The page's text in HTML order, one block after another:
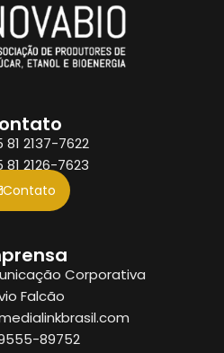
81 2137-7622
81 2126-7623
Contato
Corporativa
Falcão
9555-89752